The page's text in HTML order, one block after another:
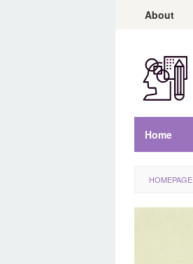
LoncatAbout
Home
HOMEPAGE